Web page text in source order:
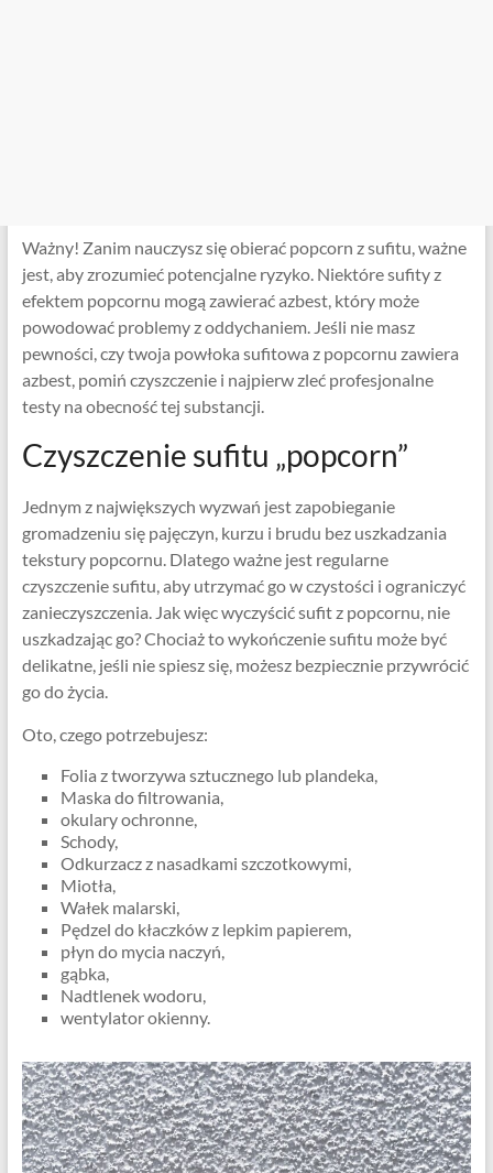
Ważny! Zanim nauczysz się obierać popcorn z sufitu, ważne
jest, aby zrozumieć potencjalne ryzyko. Niektóre sufity z
efektem popcornu mogą zawierać azbest, który może
powodować problemy z oddychaniem. Jeśli nie masz
pewności, czy twoja powłoka sufitowa z popcornu zawiera
azbest, pomiń czyszczenie i najpierw zleć profesjonalne
testy na obecność tej substancji.
Czyszczenie sufitu „popcorn”
Jednym z największych wyzwań jest zapobieganie
gromadzeniu się pajęczyn, kurzu i brudu bez uszkadzania
tekstury popcornu. Dlatego ważne jest regularne
czyszczenie sufitu, aby utrzymać go w czystości i ograniczyć
zanieczyszczenia. Jak więc wyczyścić sufit z popcornu, nie
uszkadzając go? Chociaż to wykończenie sufitu może być
delikatne, jeśli nie spiesz się, możesz bezpiecznie przywrócić
go do życia.
Oto, czego potrzebujesz:
Folia z tworzywa sztucznego lub plandeka,
Maska do filtrowania,
okulary ochronne,
Schody,
Odkurzacz z nasadkami szczotkowymi,
Miotła,
Wałek malarski,
Pędzel do kłaczków z lepkim papierem,
płyn do mycia naczyń,
gąbka,
Nadtlenek wodoru,
wentylator okienny.